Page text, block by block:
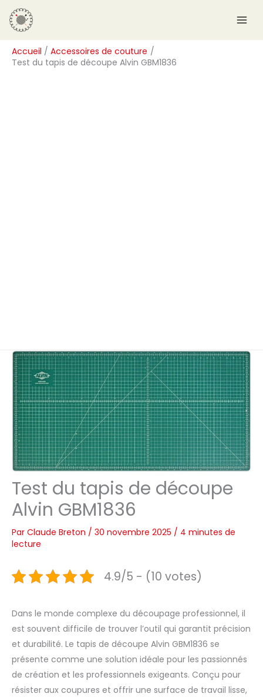
Aller
au
contenu
Accueil
Accessoires de couture
Test du tapis de découpe Alvin GBM1836
Test du tapis de découpe
Alvin GBM1836
Par Claude Breton / 30 novembre 2025 / 4 minutes de
lecture
4.9/5 - (10 votes)
Dans le monde complexe du découpage professionnel, il
est souvent difficile de trouver l’outil qui garantit précision
et durabilité. Le tapis de découpe Alvin GBM1836 se
présente comme une solution idéale pour les passionnés
de création et les professionnels exigeants. Conçu pour
résister aux coupures et offrir une surface de travail lisse,
R
e
c
h